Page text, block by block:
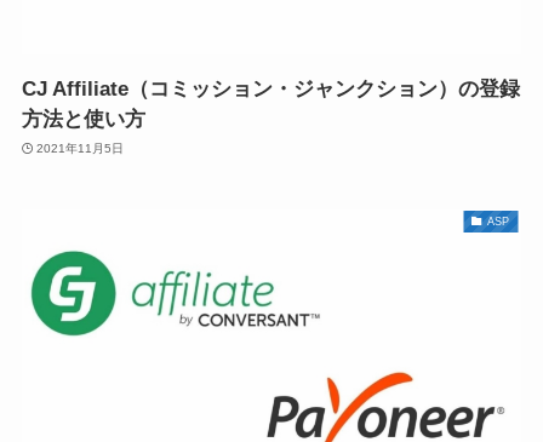
CJ Affiliate（コミッション・ジャンクション）の登録
方法と使い方
2021年11月5日
ASP